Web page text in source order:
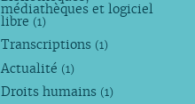
médiathèques et logiciel
libre (1)
Transcriptions (1)
Actualité (1)
Droits humains (1)